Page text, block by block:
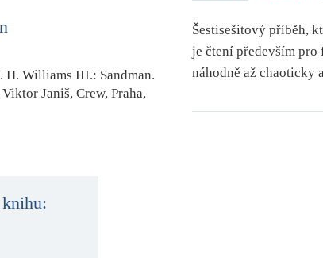
H. Williams III.: Sandman.
Viktor Janiš, Crew, Praha,
Šestisešitový příběh,
je čtení především pro
náhodně až